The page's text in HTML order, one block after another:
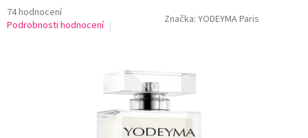
Průměrné
hodnocení
74 hodnocení
Podrobnosti hodnocení
Značka: YODEYMA Paris